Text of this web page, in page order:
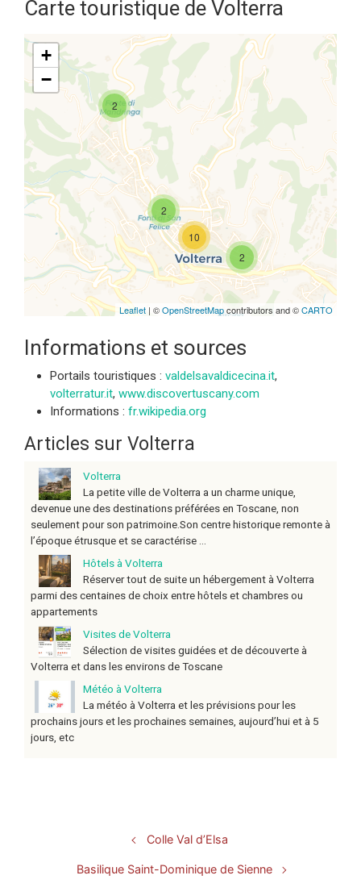
Carte touristique de Volterra
Travelers' Map is loading...
If you see this after your page is
loaded completely, leafletJS files
are missing.
2
2
2
10
+
−
Leaflet | ©OpenStreetMapcontributors and ©CARTO
Informations et sources
Portails touristiques : valdelsavaldicecina.it,
volterratur.it, www.discovertuscany.com
Informations : fr.wikipedia.org
Articles sur Volterra
Volterra
La petite ville de Volterra a un charme unique,
devenue une des destinations préférées en Toscane, non
seulement pour son patrimoine.Son centre historique remonte à
l’époque étrusque et se caractérise ...
Hôtels à Volterra
Réserver tout de suite un hébergement à Volterra
parmi des centaines de choix entre hôtels et chambres ou
appartements
Visites de Volterra
Sélection de visites guidées et de découverte à
Volterra et dans les environs de Toscane
Météo à Volterra
La météo à Volterra et les prévisions pour les
prochains jours et les prochaines semaines, aujourd’hui et à 5
jours, etc
Colle Val d’Elsa
Basilique Saint-Dominique de Sienne